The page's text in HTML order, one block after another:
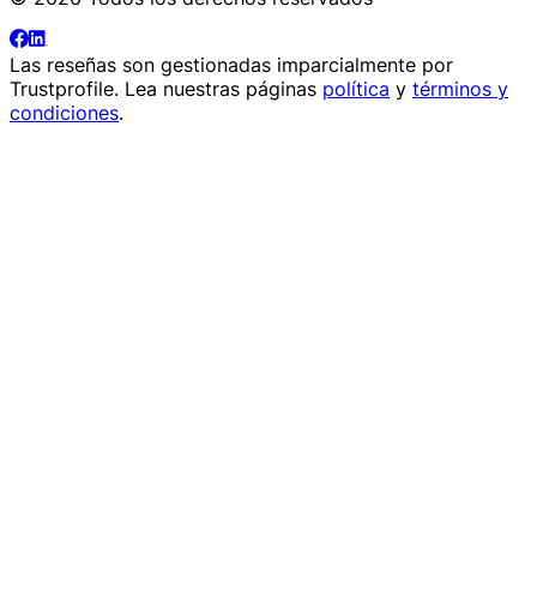
Las reseñas son gestionadas imparcialmente por
Trustprofile. Lea nuestras páginas política y términos y
condiciones.